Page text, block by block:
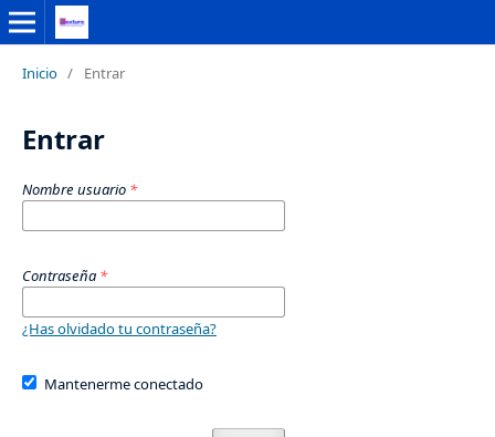
Inicio / Entrar
Entrar
Nombre usuario *
Contraseña *
¿Has olvidado tu contraseña?
Mantenerme conectado